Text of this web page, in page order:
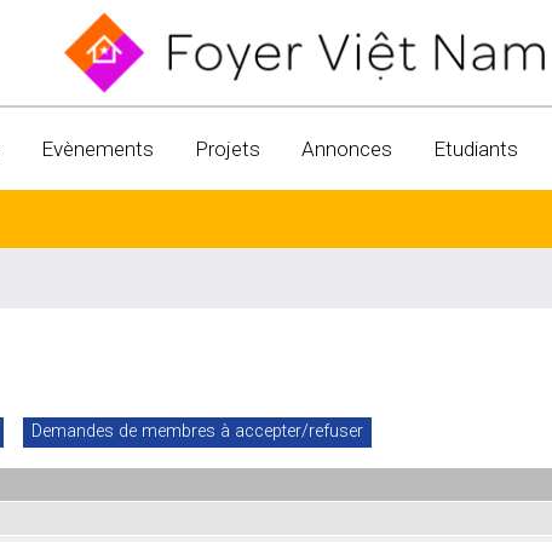
Evènements Projets Annonces Etudiants
Demandes de membres à accepter/refuser